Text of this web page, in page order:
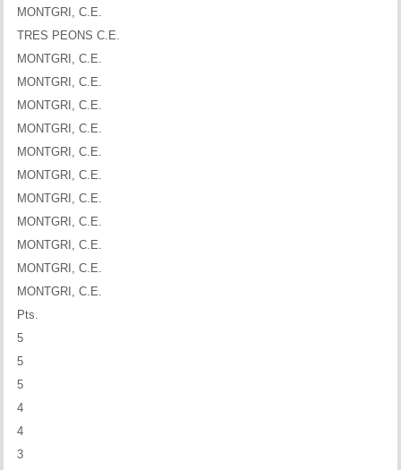
MONTGRI, C.E.
TRES PEONS C.E.
MONTGRI, C.E.
MONTGRI, C.E.
MONTGRI, C.E.
MONTGRI, C.E.
MONTGRI, C.E.
MONTGRI, C.E.
MONTGRI, C.E.
MONTGRI, C.E.
MONTGRI, C.E.
MONTGRI, C.E.
MONTGRI, C.E.
Pts.
5
5
5
4
4
3